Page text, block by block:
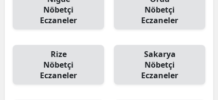
Nöbetçi
Eczaneler
Nöbetçi
Eczaneler
Rize
Nöbetçi
Eczaneler
Sakarya
Nöbetçi
Eczaneler